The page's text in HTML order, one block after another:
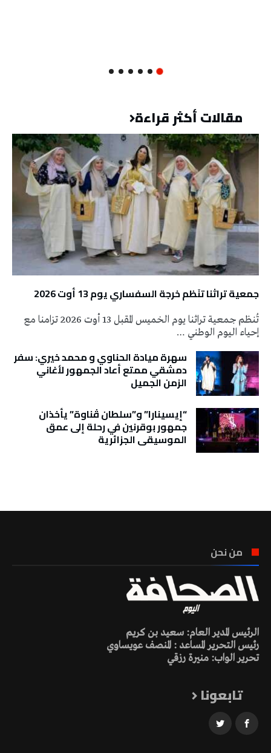
مقالات أكثر قراءة
جمعية تراثنا تنَظم خرجة السفساري يوم 13 أوت 2026
تُنظم جمعية تراثنا يوم الخميس المقبل 13 أوت 2026 تزامنا مع
إحياء اليوم الوطني …
سهرة ميادة الحناوي و محمد خيري: سفر
دمشقي ممتع أعاد الجمهور لأغاني
الزمن الجميل
“إيسينارا” و”سلطان ڤناوة” يأخذان
جمهور بوقرنين في رحلة إلى عمق
الموسيقى الجزائرية
من نحن
الرئيس المدير العام: سعيد بن كريم
رئيس التحرير المساعد : المنصف عويساوي
تحرير الواب: منيرة رزقي
تابعونا